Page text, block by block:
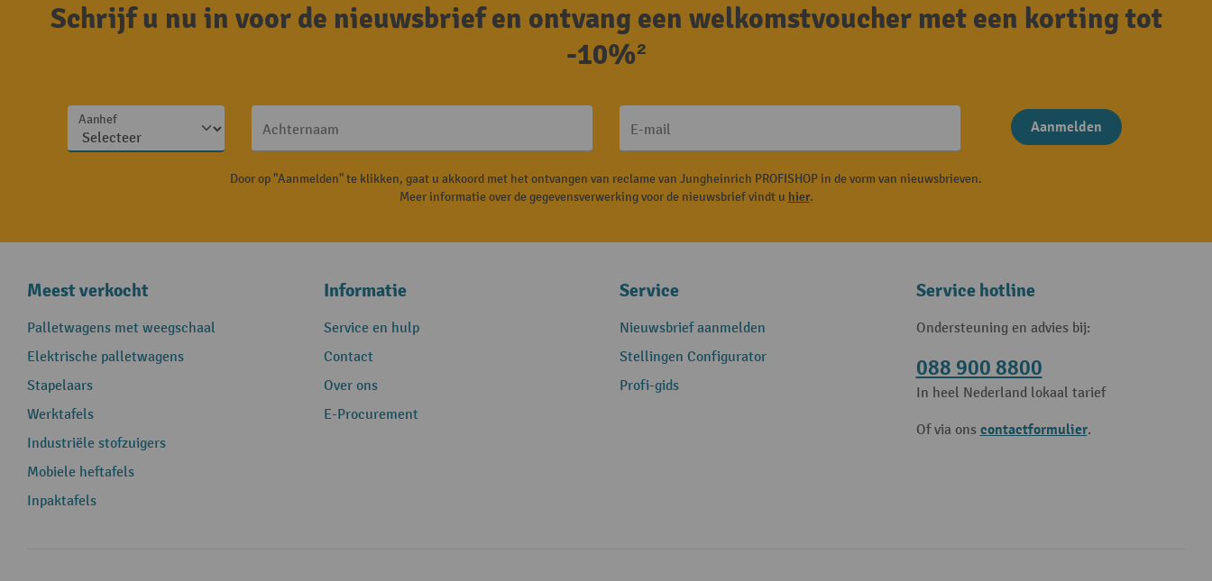
Schrijf u nu in voor de nieuwsbrief en ontvang een welkomstvoucher met een korting tot
-10%²
Aanhef
Achternaam E-mail Aanmelden
Door op "Aanmelden" te klikken, gaat u akkoord met het ontvangen van reclame van Jungheinrich PROFISHOP in de vorm van nieuwsbrieven.
Meer informatie over de gegevensverwerking voor de nieuwsbrief vindt u hier.
Meest verkocht
Palletwagens met weegschaal
Elektrische palletwagens
Stapelaars
Werktafels
Industriële stofzuigers
Mobiele heftafels
Inpaktafels
Informatie
Service en hulp
Contact
Over ons
E-Procurement
Service
Nieuwsbrief aanmelden
Stellingen Configurator
Profi-gids
Service hotline
Ondersteuning en advies bij:
088 900 8800
In heel Nederland lokaal tarief
Of via ons contactformulier.